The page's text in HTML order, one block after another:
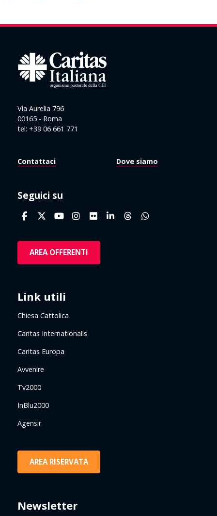
Via Aurelia 796
00165 - Roma
tel: +39 06 661 771
Contattaci Dove siamo
Seguici su
AREA OFFERENTI
Link utili
Chiesa Cattolica
Caritas Internationalis
Caritas Europa
Avvenire
Tv2000
InBlu2000
Agensir
AREA RISERVATA
Newsletter